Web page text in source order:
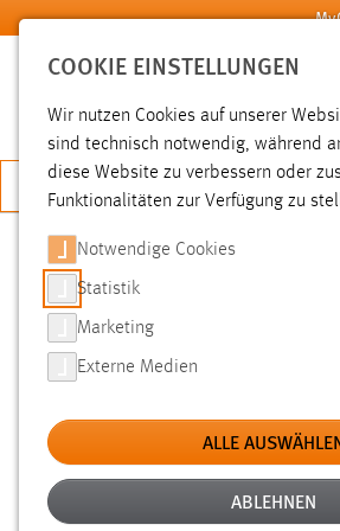
Zum Hauptinhalt springen
JETZT BEWERBEN
SUCHE
FILTER
Typ
Erstellungsdatum
COOKIE EINSTELLUNGEN
Wir nutzen Cookies auf unserer
sind technisch notwendig, während
diese Website zu verbessern oder
Funktionalitäten zur Verfügung zu
Notwendige Cookies
Statistik
Marketing
Externe Medien
ALLE
ABLEHNEN